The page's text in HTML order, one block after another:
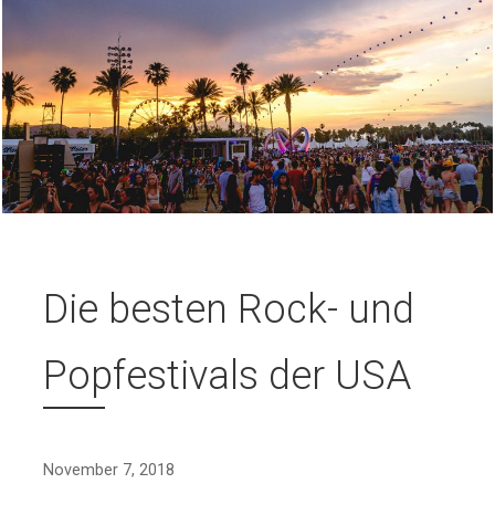
Die besten Rock- und
Popfestivals der USA
November 7, 2018